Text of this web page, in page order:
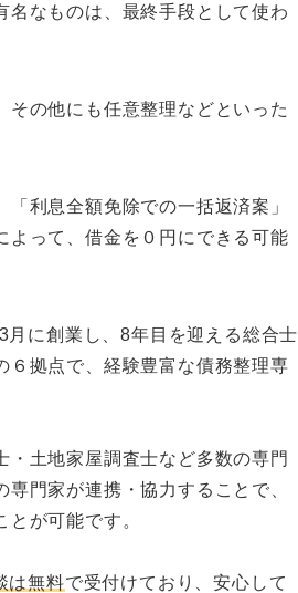
なものは、最終手段として使わ
その他にも任意整理などといった
利息全額免除での一括返済案」
よって、借金を０円にできる可能
に創業し、8年目を迎える総合士
６拠点で、経験豊富な債務整理専
土地家屋調査士など多数の専門
門家が連携・協力することで、
が可能です。
は無料で受付けており、安心して